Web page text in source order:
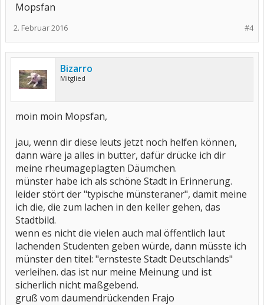
Mopsfan
#4
2. Februar 2016
Bizarro
Mitglied
moin moin Mopsfan,
jau, wenn dir diese leuts jetzt noch helfen können,
dann wäre ja alles in butter, dafür drücke ich dir
meine rheumageplagten Däumchen.
münster habe ich als schöne Stadt in Erinnerung.
leider stört der "typische münsteraner", damit meine
ich die, die zum lachen in den keller gehen, das
Stadtbild.
wenn es nicht die vielen auch mal öffentlich laut
lachenden Studenten geben würde, dann müsste ich
münster den titel: "ernsteste Stadt Deutschlands"
verleihen. das ist nur meine Meinung und ist
sicherlich nicht maßgebend.
gruß vom daumendrückenden Frajo